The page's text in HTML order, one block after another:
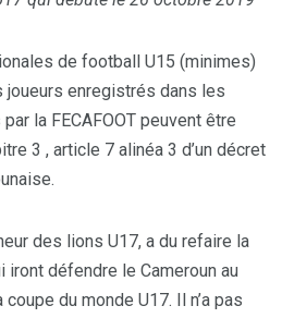
de football U15 (minimes)
enregistrés dans les
la FECAFOOT peuvent être
3 , article 7 alinéa 3 d’un décret
des lions U17, a du refaire la
défendre le Cameroun au
du monde U17. Il n’a pas